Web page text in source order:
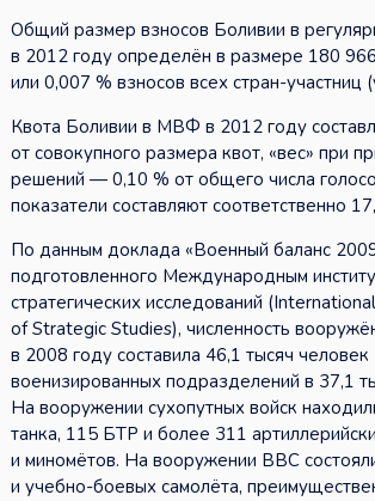
Общий размер взносов Боливии в
в 2012 году определён в размере 180
или 0,007 % взносов всех стран-
Квота Боливии в МВФ в 2012 году
от совокупного размера квот, «вес» при
решений — 0,10 % от общего числа
показатели составляют соответственно
По данным доклада «Военный баланс
подготовленного Международным
стратегических исследований
of Strategic Studies), численность
в 2008 году составила 46,1 тысяч человек
военизированных подразделений в 37,1
На вооружении сухопутных войск
танка, 115 БТР и более 311
и миномётов. На вооружении ВВС
и учебно-боевых самолёта,